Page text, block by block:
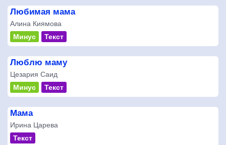
Любимая мама
Алина Киямова
Минус
Текст
Люблю маму
Цезария Саид
Минус
Текст
Мама
Ирина Царева
Текст